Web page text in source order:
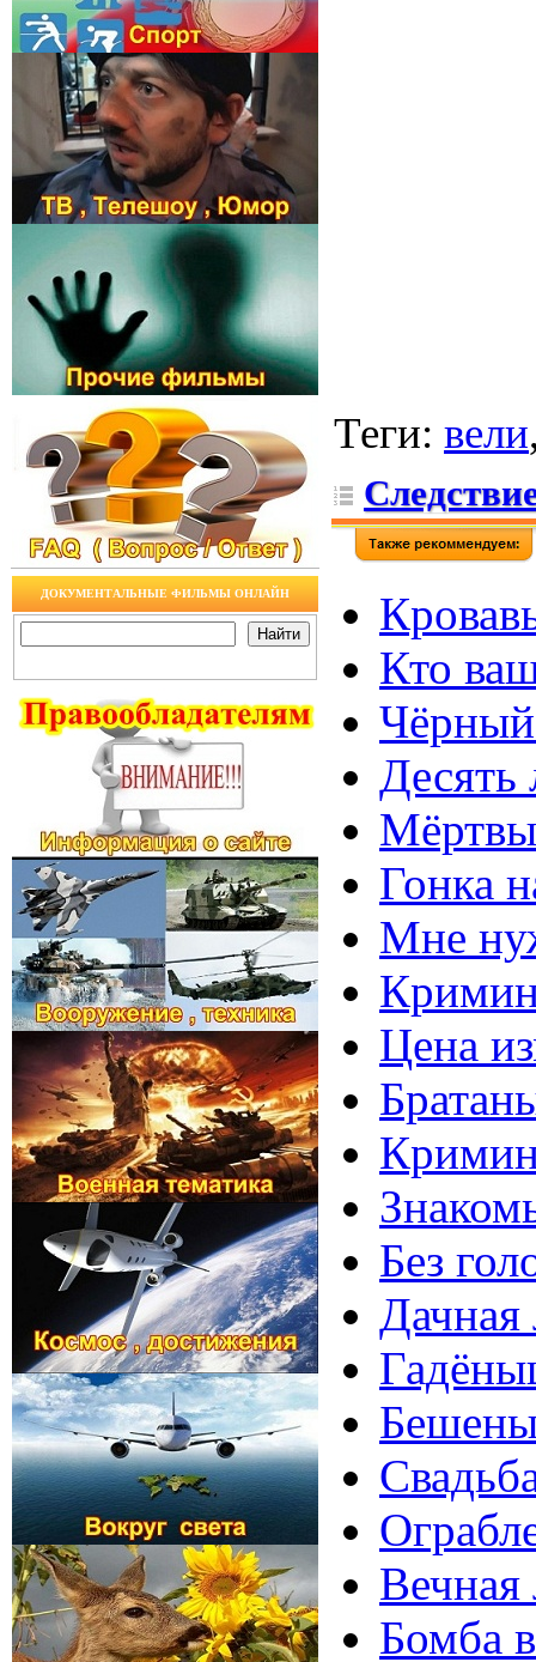
ДОКУМЕНТАЛЬНЫЕ ФИЛЬМЫ ОНЛАЙН
Теги: вели
Кто
Чёрный
Десять
Гонка
Мне
Цена
Без
Дачная
Вечная
Бомба